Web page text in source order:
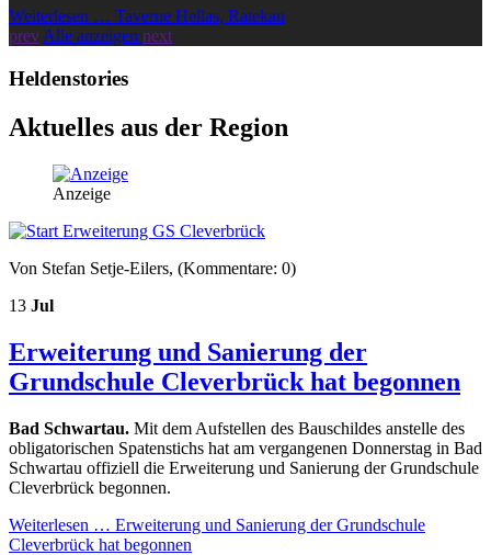
Weiterlesen … Taverne Hellas, Ratekau
prev Alle anzeigen next
Heldenstories
Aktuelles aus der Region
Anzeige
Von Stefan Setje-Eilers, (Kommentare: 0)
13 Jul
Erweiterung und Sanierung der
Grundschule Cleverbrück hat begonnen
Bad Schwartau. Mit dem Aufstellen des Bauschildes anstelle des
obligatorischen Spatenstichs hat am vergangenen Donnerstag in Bad
Schwartau offiziell die Erweiterung und Sanierung der Grundschule
Cleverbrück begonnen.
Weiterlesen … Erweiterung und Sanierung der Grundschule
Cleverbrück hat begonnen